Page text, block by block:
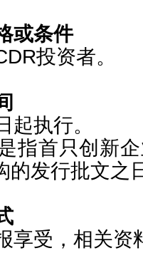
或条件
投资者。
起执行。
指首只创新
的发行批文之
享受，相关资